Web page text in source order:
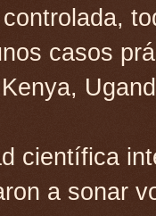
casos
científica
a sonar